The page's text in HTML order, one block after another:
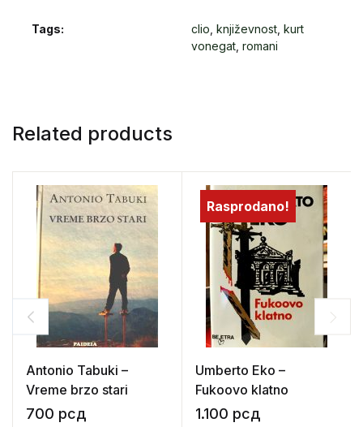
Tags: clio književnost kurt
vonegat romani
Related products
Antonio Tabuki –
Vreme brzo stari
700 рсд
Rasprodano!
Umberto Eko –
Fukoovo klatno
1.100 рсд